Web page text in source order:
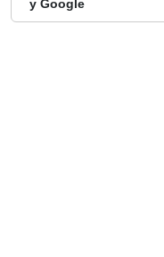
у Google